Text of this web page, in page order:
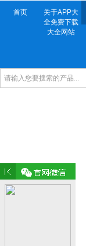
首页
关于APP大
全免费下载
大全网站